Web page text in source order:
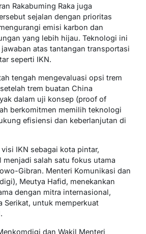
Rakabuming Raka juga
sejalan dengan prioritas
emisi karbon dan
yang lebih hijau. Teknologi ini
atas tantangan transportasi
seperti IKN.
tengah mengevaluasi opsi trem
trem buatan China
dalam uji konsep (proof of
berkomitmen memilih teknologi
efisiensi dan keberlanjutan di
IKN sebagai kota pintar,
salah satu fokus utama
Gibran. Menteri Komunikasi dan
Meutya Hafid, menekankan
dengan mitra internasional,
Serikat, untuk memperkuat
dan Wakil Menteri